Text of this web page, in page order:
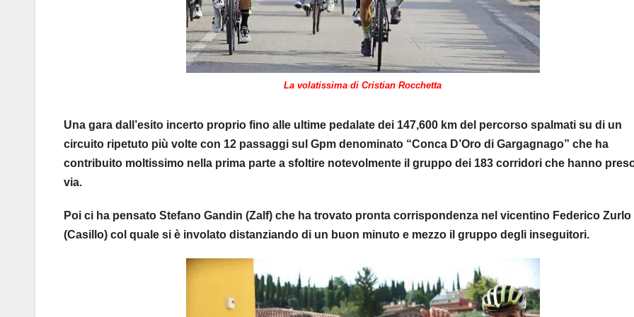
La volatissima di Cristian Rocchetta
Una gara dall’esito incerto proprio fino alle ultime pedalate dei 147,600 km del percorso spalmati su di un
circuito ripetuto più volte con 12 passaggi sul Gpm denominato “Conca D’Oro di Gargagnago” che ha
contribuito moltissimo nella prima parte a sfoltire notevolmente il gruppo dei 183 corridori che hanno
via.
Poi ci ha pensato Stefano Gandin (Zalf) che ha trovato pronta corrispondenza nel vicentino Federico Zurlo
(Casillo) col quale si è involato distanziando di un buon minuto e mezzo il gruppo degli inseguitori.